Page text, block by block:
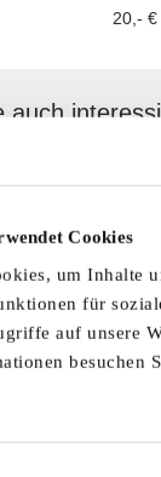
Cookies
um Inhalte
für
auf unsere
besuchen
20,- €
auch
für Kartuschen